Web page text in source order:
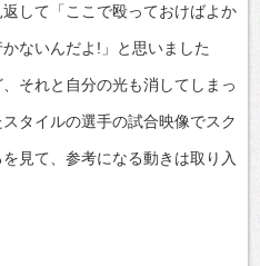
して「ここで殴っておけばよか
ないんだよ!」と思いました
それと自分の光も消してしまっ
タイルの選手の試合映像でスク
見て、参考になる動きは取り入